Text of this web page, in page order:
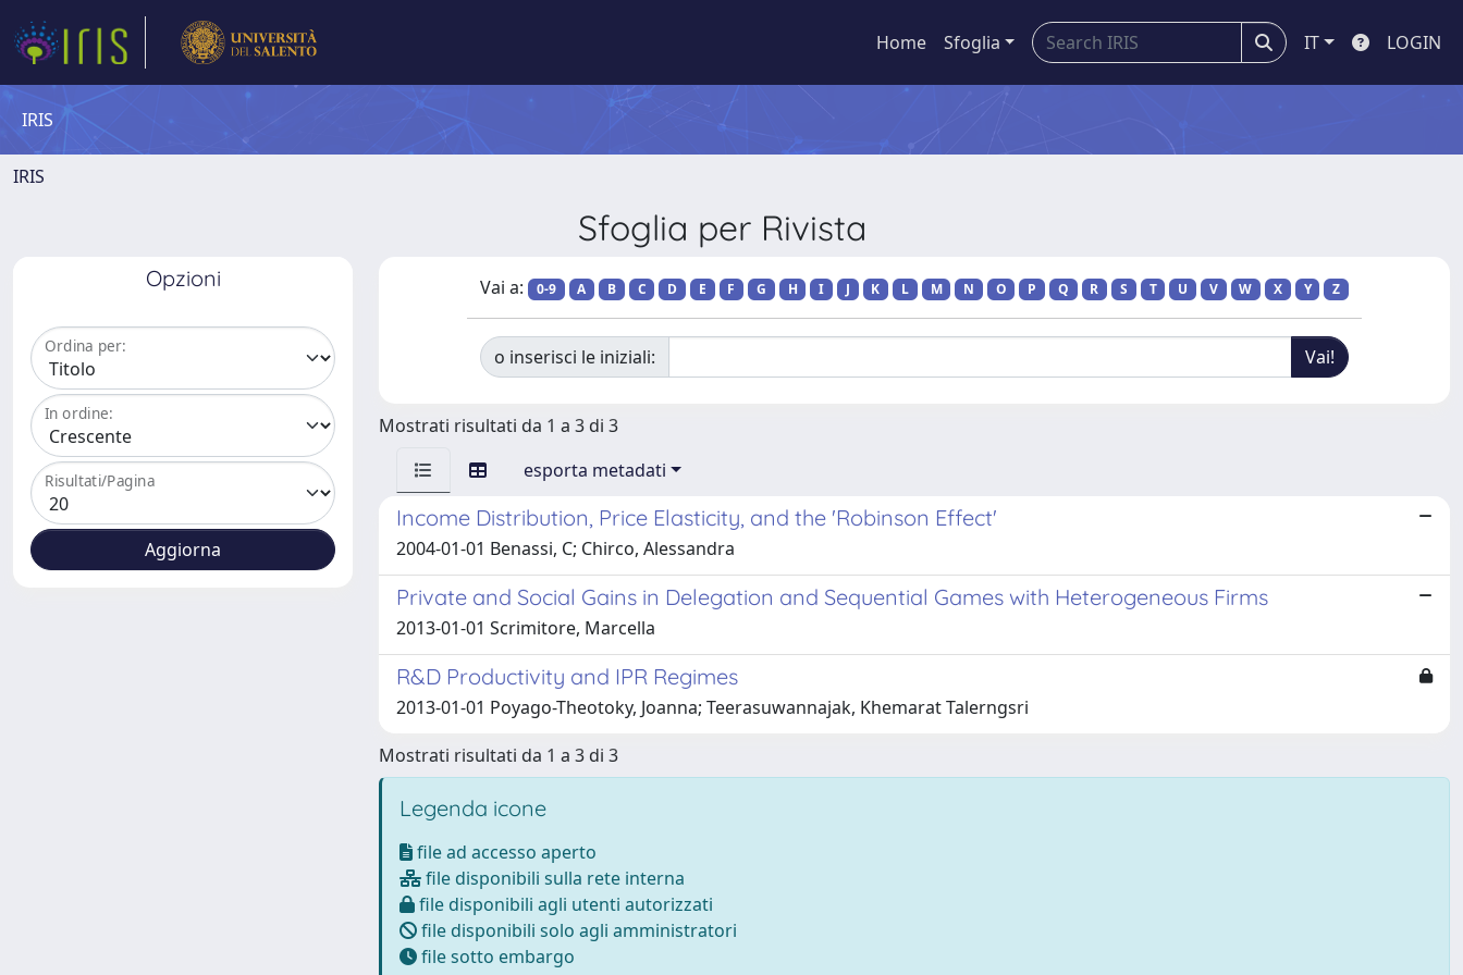
Home Sfoglia IT LOGIN
IRIS
IRIS
Sfoglia per Rivista
Opzioni
Ordina per:
In ordine:
Risultati/Pagina
Vai a: 0-9 A B C D E F G H I J K L M N O P Q R S T U V W X Y Z
o inserisci le iniziali:
Mostrati risultati da 1 a 3 di 3
esporta metadati
Income Distribution, Price Elasticity, and the 'Robinson Effect'
2004-01-01 Benassi, C; Chirco, Alessandra
Private and Social Gains in Delegation and Sequential Games with Heterogeneous Firms
2013-01-01 Scrimitore, Marcella
R&D Productivity and IPR Regimes
2013-01-01 Poyago-Theotoky, Joanna; Teerasuwannajak, Khemarat Talerngsri
Mostrati risultati da 1 a 3 di 3
Legenda icone
file ad accesso aperto
file disponibili sulla rete interna
file disponibili agli utenti autorizzati
file disponibili solo agli amministratori
file sotto embargo